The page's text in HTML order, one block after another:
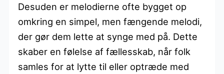
Desuden er melodierne ofte bygget op
omkring en simpel, men fængende melodi,
der gør dem lette at synge med på. Dette
skaber en følelse af fællesskab, når folk
samles for at lytte til eller optræde med